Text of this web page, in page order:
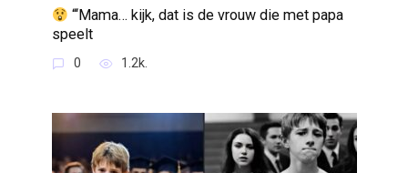
“‘Mama… kijk, dat is de vrouw die met papa
speelt
0 1.2k.